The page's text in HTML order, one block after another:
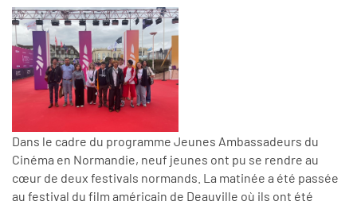
Dans le cadre du programme Jeunes Ambassadeurs du
Cinéma en Normandie, neuf jeunes ont pu se rendre au
cœur de deux festivals normands. La matinée a été passée
au festival du film américain de Deauville où ils ont été